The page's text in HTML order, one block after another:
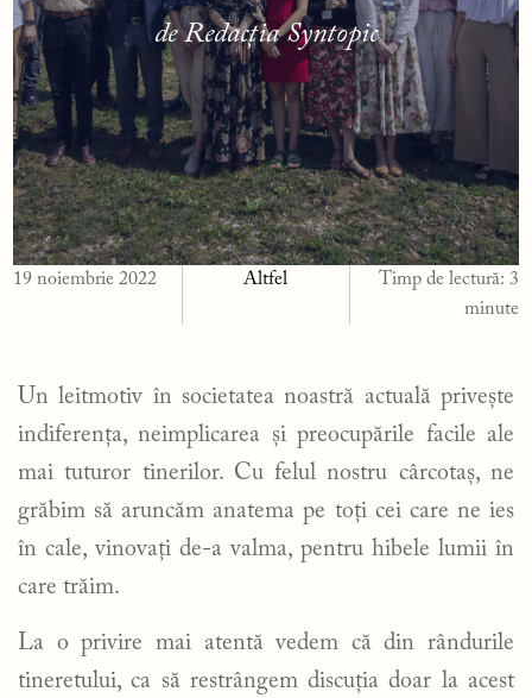
de Redacția Syntopic
19 noiembrie 2022 Altfel Timp de lectură: 3
minute
Un leitmotiv în societatea noastră actuală privește
indiferența, neimplicarea și preocupările facile ale
mai tuturor tinerilor. Cu felul nostru cârcotaș, ne
grăbim să aruncăm anatema pe toți cei care ne ies
în cale, vinovați de-a valma, pentru hibele lumii în
care trăim.
La o privire mai atentă vedem că din rândurile
tineretului, ca să restrângem discuția doar la acest